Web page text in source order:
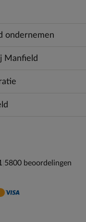
ondernemen
Manfield
5800 beoordelingen